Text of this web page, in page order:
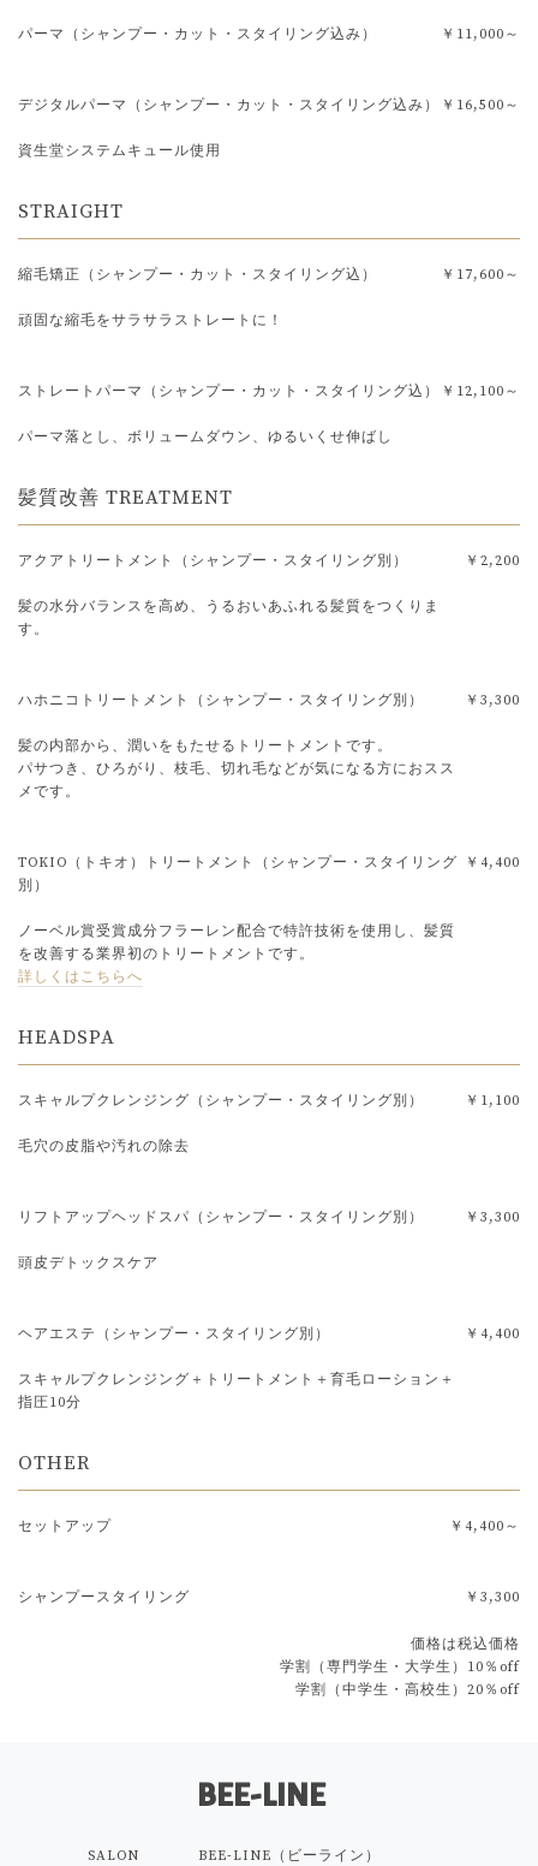
パーマ（シャンプー・カット・スタイリング込み） ￥11,000～
デジタルパーマ（シャンプー・カット・スタイリング込み）
資生堂システムキュール使用
￥16,500～
STRAIGHT
縮毛矯正（シャンプー・カット・スタイリング込）
頑固な縮毛をサラサラストレートに！
￥17,600～
ストレートパーマ（シャンプー・カット・スタイリング込）
パーマ落とし、ボリュームダウン、ゆるいくせ伸ばし
￥12,100～
髪質改善 TREATMENT
アクアトリートメント（シャンプー・スタイリング別）
髪の水分バランスを高め、うるおいあふれる髪質をつくりま
す。
￥2,200
ハホニコトリートメント（シャンプー・スタイリング別）
髪の内部から、潤いをもたせるトリートメントです。
パサつき、ひろがり、枝毛、切れ毛などが気になる方におスス
メです。
￥3,300
TOKIO（トキオ）トリートメント（シャンプー・スタイリング
別）
ノーベル賞受賞成分フラーレン配合で特許技術を使用し、髪質
を改善する業界初のトリートメントです。
詳しくはこちらへ
￥4,400
HEADSPA
スキャルプクレンジング（シャンプー・スタイリング別）
毛穴の皮脂や汚れの除去
￥1,100
リフトアップヘッドスパ（シャンプー・スタイリング別）
頭皮デトックスケア
￥3,300
ヘアエステ（シャンプー・スタイリング別）
スキャルプクレンジング＋トリートメント＋育毛ローション＋
指圧10分
￥4,400
OTHER
セットアップ ￥4,400～
シャンプースタイリング ￥3,300
価格は税込価格
学割（専門学生・大学生）10％off
学割（中学生・高校生）20％off
BEE-LINE
SALON BEE-LINE（ビーライン）